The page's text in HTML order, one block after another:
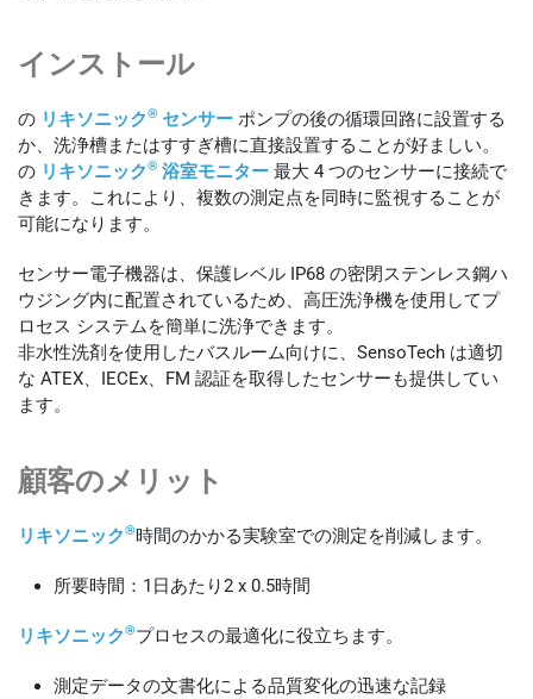
インストール
の リキソニック® センサー ポンプの後の循環回路に設置する
か、洗浄槽またはすすぎ槽に直接設置することが好ましい。
の リキソニック® 浴室モニター 最大 4 つのセンサーに接続で
きます。これにより、複数の測定点を同時に監視することが
可能になります。
センサー電子機器は、保護レベル IP68 の密閉ステンレス鋼ハ
ウジング内に配置されているため、高圧洗浄機を使用してプ
ロセス システムを簡単に洗浄できます。
非水性洗剤を使用したバスルーム向けに、SensoTech は適切
な ATEX、IECEx、FM 認証を取得したセンサーも提供してい
ます。
顧客のメリット
リキソニック®時間のかかる実験室での測定を削減します。
所要時間：1日あたり2 x 0.5時間
リキソニック®プロセスの最適化に役立ちます。
測定データの文書化による品質変化の迅速な記録